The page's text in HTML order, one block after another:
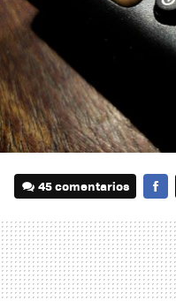
45 comentarios